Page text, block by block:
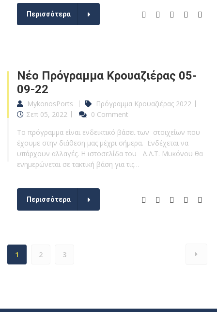
Περισσότερα
Νέο Πρόγραμμα Κρουαζιέρας 05-
09-22
MykonosPorts
Πρόγραμμα Κρουαζιέρας 2022
Σεπ 05, 2022
0 Comment
Το πρόγραμμα είναι ενδεικτικό βάσει των στοιχείων που
έχουμε στην διάθεση μας μέχρι σήμερα. Ενδέχεται να
υπάρχουν αλλαγές. Η ιστοσελίδα του Δ.Λ.Τ. Μυκόνου θα
ενημερώνεται σε τακτική βάση για τις…
Περισσότερα
1 2 3